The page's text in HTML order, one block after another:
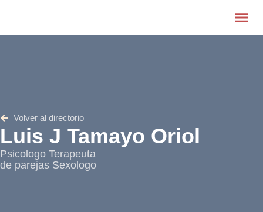
Volver al directorio
Luis J Tamayo Oriol
Psicologo Terapeuta
de parejas Sexologo